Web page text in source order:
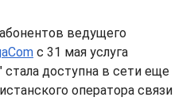
ведущего
с 31 мая услуга
доступна в сети еще
оператора связи